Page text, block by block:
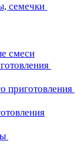
семечки
смеси
приготовления